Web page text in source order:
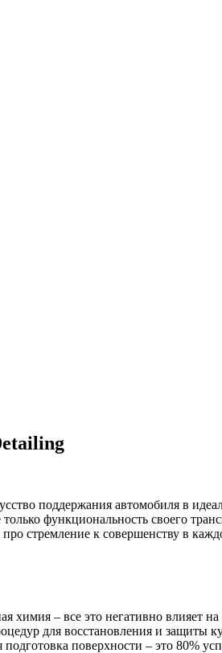
поддержания автомобиля в
функциональность своего
стремление к совершенству в
– все это негативно влияет на
для восстановления и защиты
поверхности – это 80%